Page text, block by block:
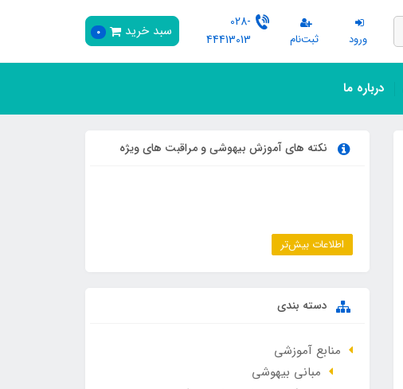
ورود ثبت‌نام
028-
44413013
سبد خرید 0
درباره ما
نکته های آموزش بیهوشی و مراقبت های ویژه
اطلاعات بیش‌تر
دسته بندی
منابع آموزشی
مبانی بیهوشی